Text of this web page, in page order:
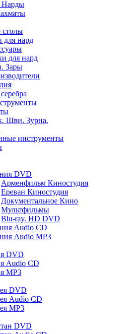
Нарды
для нард
для нард
Зары
Шви. Зурна.
инструменты
DVD
Арменфильм Киностудия
Ереван Киностудия
Документальное Кино
Мультфильмы
Blu-ray. HD DVD
Audio CD
Audio MP3
DVD
Audio CD
MP3
DVD
Audio CD
MP3
DVD